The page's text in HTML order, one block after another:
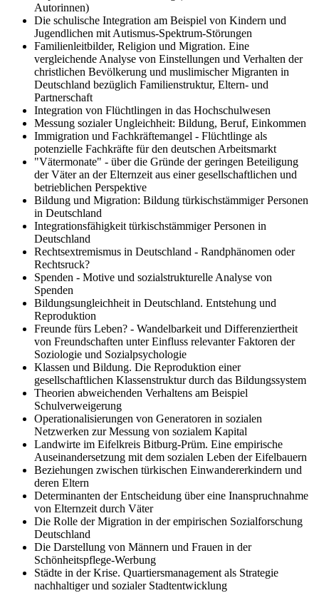
Autorinnen)
Die schulische Integration am Beispiel von Kindern und
Jugendlichen mit Autismus-Spektrum-Störungen
Familienleitbilder, Religion und Migration. Eine
vergleichende Analyse von Einstellungen und Verhalten der
christlichen Bevölkerung und muslimischer Migranten in
Deutschland bezüglich Familienstruktur, Eltern- und
Partnerschaft
Integration von Flüchtlingen in das Hochschulwesen
Messung sozialer Ungleichheit: Bildung, Beruf, Einkommen
Immigration und Fachkräftemangel - Flüchtlinge als
potenzielle Fachkräfte für den deutschen Arbeitsmarkt
"Vätermonate" - über die Gründe der geringen Beteiligung
der Väter an der Elternzeit aus einer gesellschaftlichen und
betrieblichen Perspektive
Bildung und Migration: Bildung türkischstämmiger Personen
in Deutschland
Integrationsfähigkeit türkischstämmiger Personen in
Deutschland
Rechtsextremismus in Deutschland - Randphänomen oder
Rechtsruck?
Spenden - Motive und sozialstrukturelle Analyse von
Spenden
Bildungsungleichheit in Deutschland. Entstehung und
Reproduktion
Freunde fürs Leben? - Wandelbarkeit und Differenziertheit
von Freundschaften unter Einfluss relevanter Faktoren der
Soziologie und Sozialpsychologie
Klassen und Bildung. Die Reproduktion einer
gesellschaftlichen Klassenstruktur durch das Bildungssystem
Theorien abweichenden Verhaltens am Beispiel
Schulverweigerung
Operationalisierungen von Generatoren in sozialen
Netzwerken zur Messung von sozialem Kapital
Landwirte im Eifelkreis Bitburg-Prüm. Eine empirische
Auseinandersetzung mit dem sozialen Leben der Eifelbauern
Beziehungen zwischen türkischen Einwandererkindern und
deren Eltern
Determinanten der Entscheidung über eine Inanspruchnahme
von Elternzeit durch Väter
Die Rolle der Migration in der empirischen Sozialforschung
Deutschland
Die Darstellung von Männern und Frauen in der
Schönheitspflege-Werbung
Städte in der Krise. Quartiersmanagement als Strategie
nachhaltiger und sozialer Stadtentwicklung